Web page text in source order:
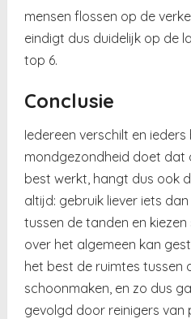
mensen flossen op de
eindigt dus duidelijk op de
top 6.
Conclusie
Iedereen verschilt en
mondgezondheid doet dat
best werkt, hangt dus ook
altijd: gebruik liever iets
tussen de tanden en
over het algemeen kan
het best de ruimtes tussen
schoonmaken, en zo dus
gevolgd door reinigers van